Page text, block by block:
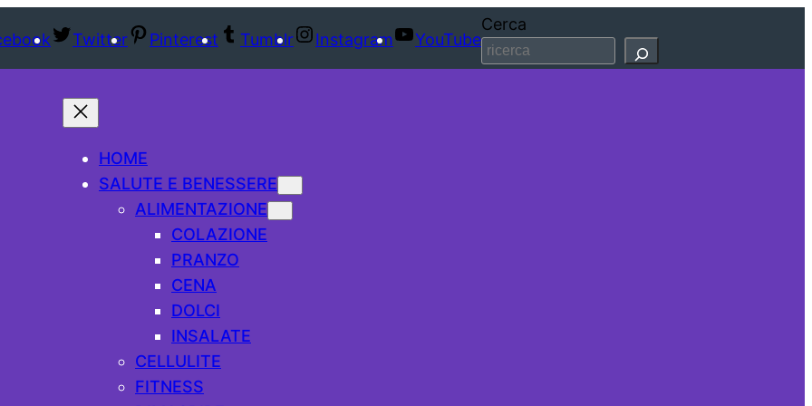
Twitter Pinterest Tumblr Instagram YouTube
Cerca
HOME
SALUTE E BENESSERE
ALIMENTAZIONE
COLAZIONE
PRANZO
CENA
DOLCI
INSALATE
CELLULITE
FITNESS